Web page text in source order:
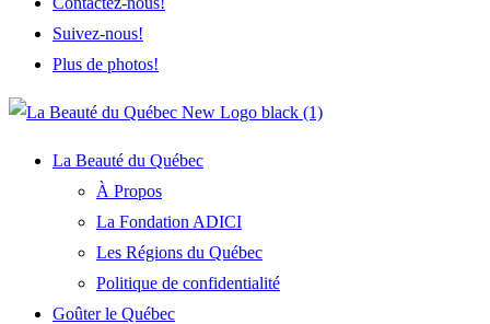
Suivez-nous!
Plus de photos!
La Beauté du Québec
À Propos
La Fondation ADICI
Les Régions du Québec
Politique de confidentialité
Goûter le Québec